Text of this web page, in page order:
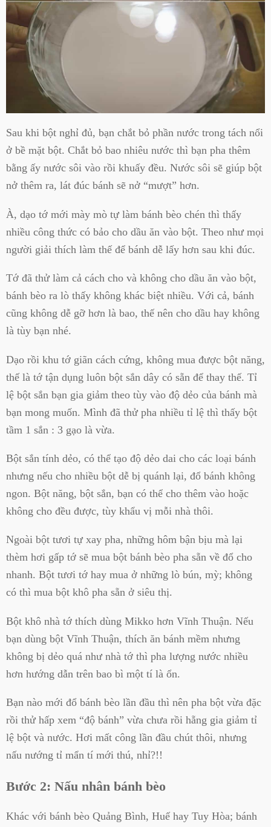
Sau khi bột nghỉ đủ, bạn chắt bỏ phần nước trong tách nổi
ở bề mặt bột. Chắt bỏ bao nhiêu nước thì bạn pha thêm
bằng ấy nước sôi vào rồi khuấy đều. Nước sôi sẽ giúp bột
nở thêm ra, lát đúc bánh sẽ nở “mượt” hơn.
À, dạo tớ mới mày mò tự làm bánh bèo chén thì thấy
nhiều công thức có bảo cho dầu ăn vào bột. Theo như mọi
người giải thích làm thế để bánh dễ lấy hơn sau khi đúc.
Tớ đã thử làm cả cách cho và không cho dầu ăn vào bột,
bánh bèo ra lò thấy không khác biệt nhiều. Với cả, bánh
cũng không dễ gỡ hơn là bao, thế nên cho dầu hay không
là tùy bạn nhé.
Dạo rồi khu tớ giãn cách cứng, không mua được bột năng,
thế là tớ tận dụng luôn bột sắn dây có sẵn để thay thế. Tỉ
lệ bột sắn bạn gia giảm theo tùy vào độ dẻo của bánh mà
bạn mong muốn. Mình đã thử pha nhiều tỉ lệ thì thấy bột
tầm 1 sắn : 3 gạo là vừa.
Bột sắn tính dẻo, có thể tạo độ dẻo dai cho các loại bánh
nhưng nếu cho nhiều bột dễ bị quánh lại, đổ bánh không
ngon. Bột năng, bột sắn, bạn có thể cho thêm vào hoặc
không cho đều được, tùy khẩu vị mỗi nhà thôi.
Ngoài bột tươi tự xay pha, những hôm bận bịu mà lại
thèm hơi gấp tớ sẽ mua bột bánh bèo pha sẵn về đổ cho
nhanh. Bột tươi tớ hay mua ở những lò bún, mỳ; không
có thì mua bột khô pha sẵn ở siêu thị.
Bột khô nhà tớ thích dùng Mikko hơn Vĩnh Thuận. Nếu
bạn dùng bột Vĩnh Thuận, thích ăn bánh mềm nhưng
không bị dẻo quá như nhà tớ thì pha lượng nước nhiều
hơn hướng dẫn trên bao bì một tí là ổn.
Bạn nào mới đổ bánh bèo lần đầu thì nên pha bột vừa đặc
rồi thử hấp xem “độ bánh” vừa chưa rồi hẵng gia giảm tỉ
lệ bột và nước. Hơi mất công lần đầu chút thôi, nhưng
nấu nướng tỉ mẩn tí mới thú, nhỉ?!!
Bước 2: Nấu nhân bánh bèo
Khác với bánh bèo Quảng Bình, Huế hay Tuy Hòa; bánh